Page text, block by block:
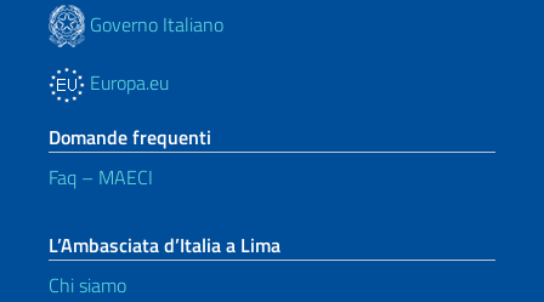
Governo Italiano
Europa.eu
Domande frequenti
Faq – MAECI
L’Ambasciata d’Italia a Lima
Chi siamo